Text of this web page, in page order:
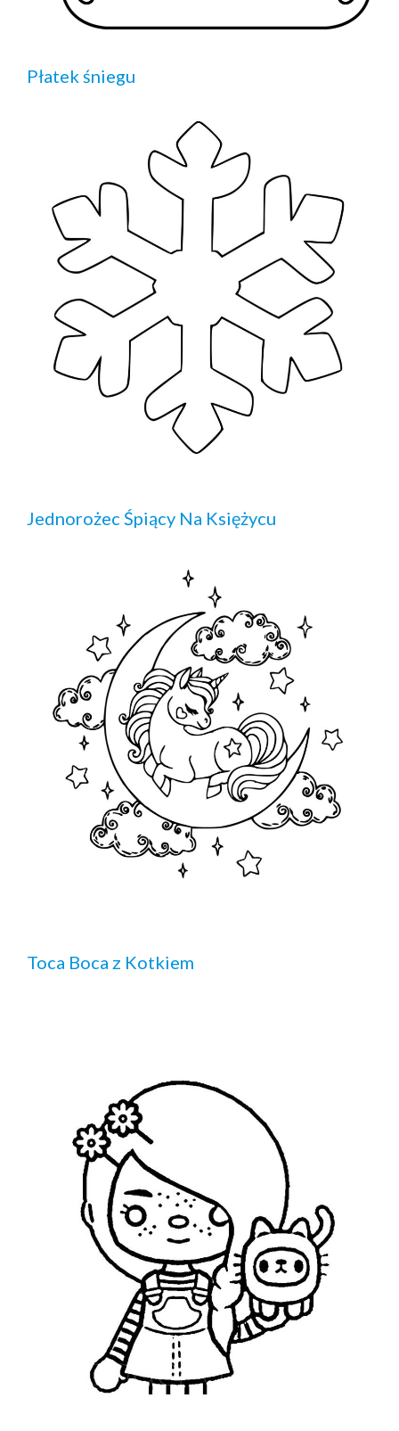
Płatek śniegu
Jednorożec Śpiący Na Księżycu
Toca Boca z Kotkiem